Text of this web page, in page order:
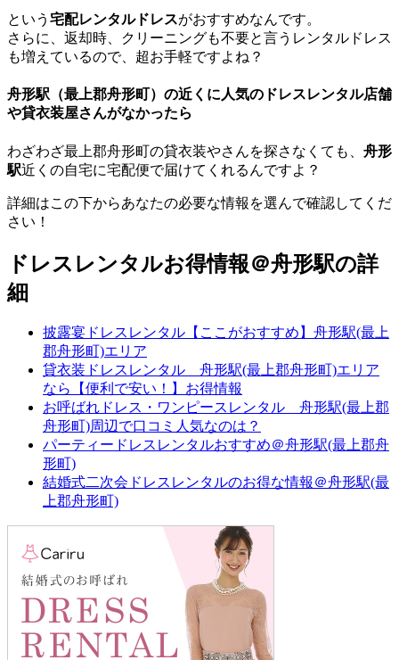
という 宅配レンタルドレスがおすすめなんです。
さらに、 返却時、クリーニングも不要と言うレンタルドレス
も増えているので、 超お手軽ですよね？
舟形駅（最上郡舟形町）の近くに人気のドレスレンタル店舗
や貸衣装屋さんがなかったら
わざわざ最上郡舟形町の貸衣装やさんを探さなくても、 舟形
駅近くの自宅に宅配便で届けてくれるんですよ？
詳細はこの下からあなたの必要な情報を選んで確認してくだ
さい！
ドレスレンタルお得情報＠舟形駅の詳
細
披露宴ドレスレンタル【ここがおすすめ】舟形駅(最上
郡舟形町)エリア
貸衣装ドレスレンタル 舟形駅(最上郡舟形町)エリア
なら【便利で安い！】お得情報
お呼ばれドレス・ワンピースレンタル 舟形駅(最上郡
舟形町)周辺で口コミ人気なのは？
パーティードレスレンタルおすすめ＠舟形駅(最上郡舟
形町)
結婚式二次会ドレスレンタルのお得な情報＠舟形駅(最
上郡舟形町)